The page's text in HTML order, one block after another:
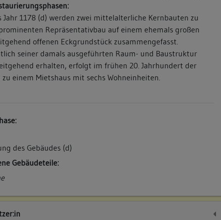
Jahr 1178 (d) werden zwei mittelalterliche Kernbauten zu
Repräsentativbau auf einem ehemals großen
offenen Eckgrundstück zusammengefasst.
seiner damals ausgeführten Raum- und Baustruktur
erhalten, erfolgt im frühen 20. Jahrhundert der
zu einem Mietshaus mit sechs Wohneinheiten.
des Gebäudes (d)
Gebäudeteile: